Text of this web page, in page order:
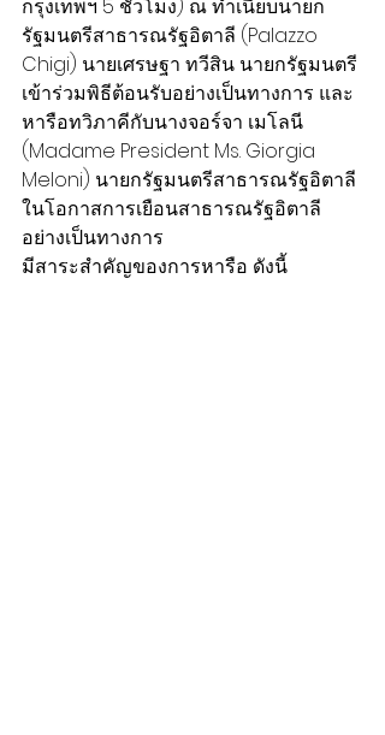
กรุงเทพฯ 5 ชั่วโมง) ณ ทำเนียบนายก
รัฐมนตรีสาธารณรัฐอิตาลี (Palazzo
Chigi) นายเศรษฐา ทวีสิน นายกรัฐมนตรี
เข้าร่วมพิธีต้อนรับอย่างเป็นทางการ และ
หารือทวิภาคีกับนางจอร์จา เมโลนี
(Madame President Ms. Giorgia
Meloni) นายกรัฐมนตรีสาธารณรัฐอิตาลี
ในโอกาสการเยือนสาธารณรัฐอิตาลี
อย่างเป็นทางการ
มีสาระสำคัญของการหารือ ดังนี้